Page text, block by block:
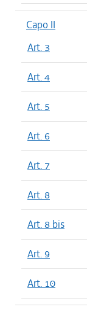
Capo II
Art. 3
Art. 4
Art. 5
Art. 6
Art. 7
Art. 8
Art. 8 bis
Art. 9
Art. 10